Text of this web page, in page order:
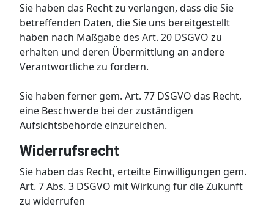
Sie haben das Recht zu verlangen, dass die Sie
betreffenden Daten, die Sie uns bereitgestellt
haben nach Maßgabe des Art. 20 DSGVO zu
erhalten und deren Übermittlung an andere
Verantwortliche zu fordern.
Sie haben ferner gem. Art. 77 DSGVO das Recht,
eine Beschwerde bei der zuständigen
Aufsichtsbehörde einzureichen.
Widerrufsrecht
Sie haben das Recht, erteilte Einwilligungen gem.
Art. 7 Abs. 3 DSGVO mit Wirkung für die Zukunft
zu widerrufen